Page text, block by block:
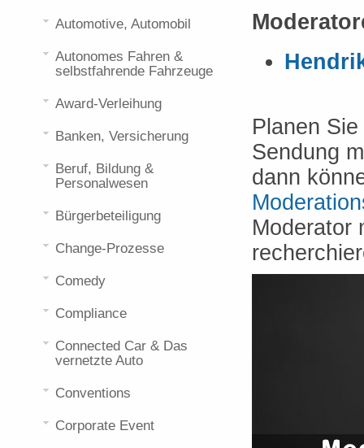
Planen
Sendung
dann
Moderator
Automotive, Automobil
Autonomes Fahren &
selbstfahrende Fahrzeuge
Award-Verleihung
Banken, Versicherung
Beruf, Bildung &
Personalwesen
Bürgerbeteiligung
Change-Prozesse
Comedy
Compliance
Connected Car & Das
vernetzte Auto
Conventions
Corporate Event